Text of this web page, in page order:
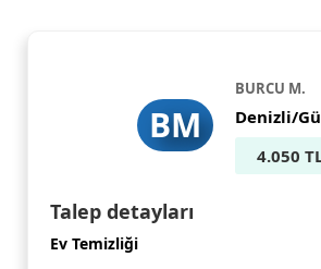
BM
BURCU M.
Denizli/
4.050
Talep detayları
Ev Temizliği